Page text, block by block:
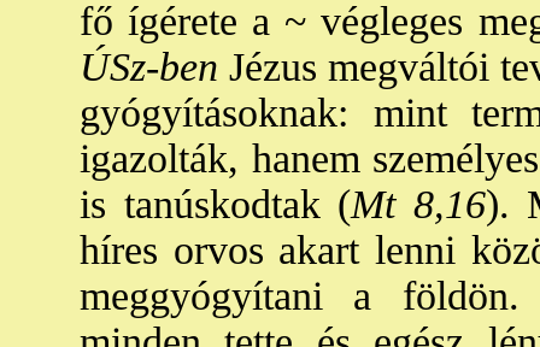
fő ígérete a ~ végleges
ÚSz-ben Jézus megváltói
gyógyításoknak: mint
igazolták, hanem
is tanúskodtak (Mt 8,16).
híres orvos akart lenni
meggyógyítani a